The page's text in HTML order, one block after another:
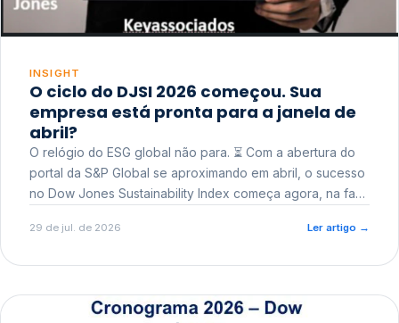
INSIGHT
O ciclo do DJSI 2026 começou. Sua
empresa está pronta para a janela de
abril?
O relógio do ESG global não para. ⏳ Com a abertura do
portal da S&P Global se aproximando em abril, o sucesso
no Dow Jones Sustainability Index começa agora, na fase
29 de jul. de 2026 Ler artigo →